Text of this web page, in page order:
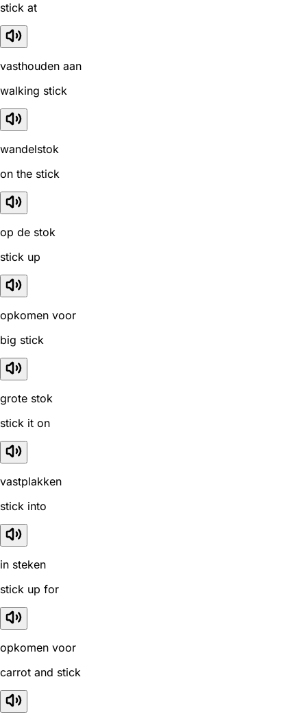
stick at
vasthouden aan
walking stick
wandelstok
on the stick
op de stok
stick up
opkomen voor
big stick
grote stok
stick it on
vastplakken
stick into
in steken
stick up for
opkomen voor
carrot and stick